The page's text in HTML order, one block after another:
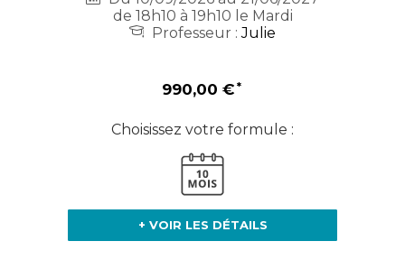
de 18h10 à 19h10 le Mardi
Professeur :Julie
990,00 €
Choisissez votre formule :
+ VOIR LES DÉTAILS